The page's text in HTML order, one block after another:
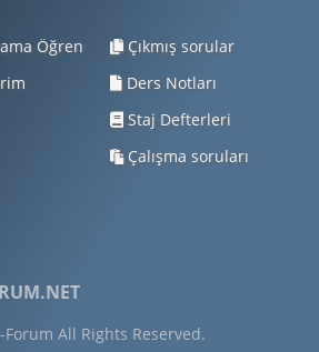
Öğren
Çıkmış sorular
Ders Notları
Staj Defterleri
Çalışma soruları
Forum All Rights Reserved.